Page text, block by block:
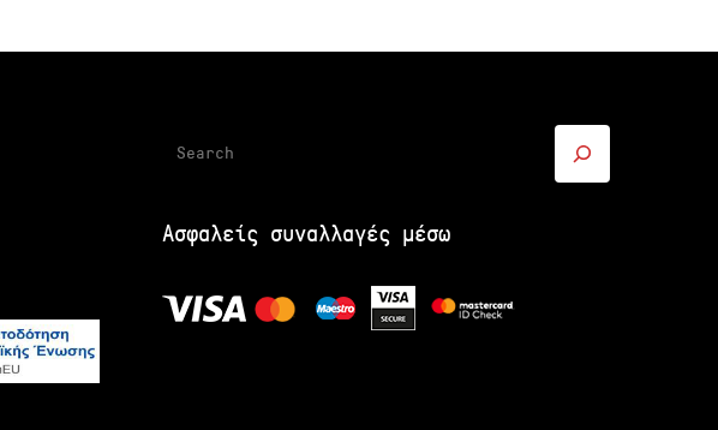
Ασφαλείς συναλλαγές μέσω